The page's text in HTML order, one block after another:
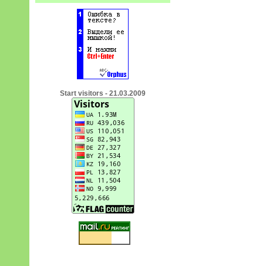
Start visitors - 21.03.2009